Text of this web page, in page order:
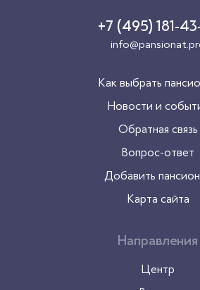
+7 (495) 181-
Как выбрать
Новости и
Обратная связь
Вопрос-ответ
Добавить
Карта сайта
Направления
Центр